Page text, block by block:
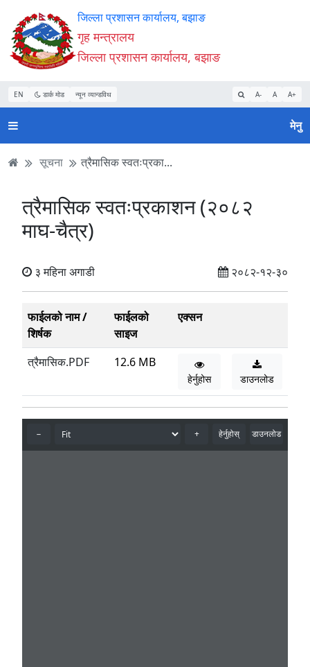
Accessibility
Mode
सुरु
गर्नुहोस्
सामाग्री
पढ्नुहाेस्
नेभिगेसन
पढ्नुहाेस्
वेबसाइट
खोजमा
जानुहोस्
जिल्ला प्रशासन कार्यालय, बझाङ
गृह मन्त्रालय
जिल्ला प्रशासन कार्यालय, बझाङ
EN डार्क मोड न्यून व्यान्डविथ A- A A+
मेनु
सूचना त्रैमासिक स्वतःप्रका...
त्रैमासिक स्वतःप्रकाशन (२०८२
माघ-चैत्र)
३ महिना अगाडी २०८२-१२-३०
फाईलको नाम /
शिर्षक
फाईलको
साइज
एक्सन
त्रैमासिक.PDF 12.6 MB
हेर्नुहोस डाउनलोड